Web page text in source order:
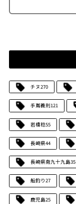
チヌ270
手嶌義則121
岩橋稔55
長崎県44
長崎県南九十九島35
船釣り27
鹿児島25